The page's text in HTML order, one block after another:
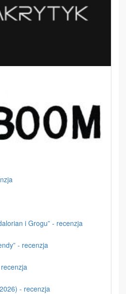
i Grogu” - recenzja
- recenzja
- recenzja